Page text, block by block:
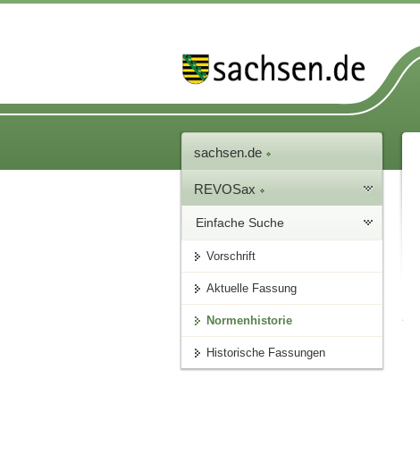
sachsen.de
REVOSax
Einfache Suche
Vorschrift
Aktuelle Fassung
Normenhistorie
Historische Fassungen